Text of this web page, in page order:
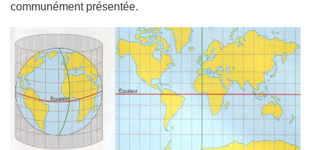
communément présentée.